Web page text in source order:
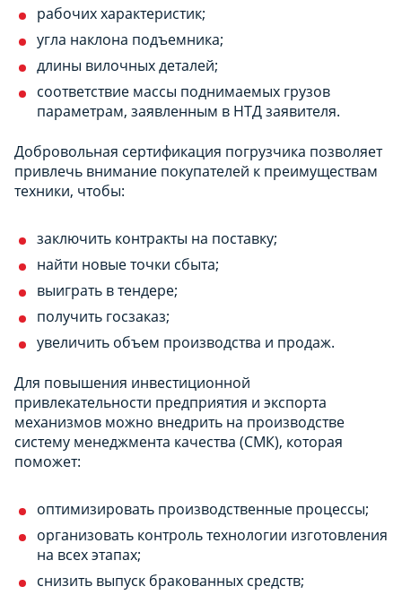
рабочих характеристик;
угла наклона подъемника;
длины вилочных деталей;
соответствие массы поднимаемых грузов
параметрам, заявленным в НТД заявителя.
Добровольная сертификация погрузчика позволяет
привлечь внимание покупателей к преимуществам
техники, чтобы:
заключить контракты на поставку;
найти новые точки сбыта;
выиграть в тендере;
получить госзаказ;
увеличить объем производства и продаж.
Для повышения инвестиционной
привлекательности предприятия и экспорта
механизмов можно внедрить на производстве
систему менеджмента качества (СМК), которая
поможет:
оптимизировать производственные процессы;
организовать контроль технологии изготовления
на всех этапах;
снизить выпуск бракованных средств;